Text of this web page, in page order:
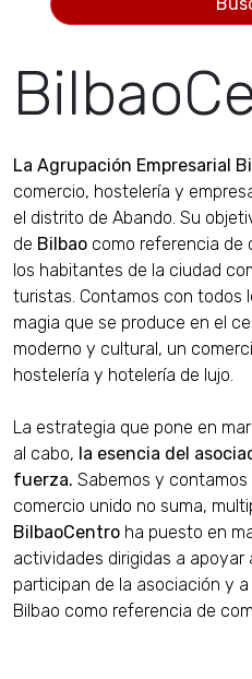
La Agrupación Empresarial
comercio, hostelería y
el distrito de Abando. Su
de Bilbao como referencia de
los habitantes de la ciudad
turistas. Contamos con todos
magia que se produce en el
moderno y cultural, un
hostelería y hotelería de lujo.
La estrategia que pone en
al cabo, la esencia del
fuerza. Sabemos y contamos
comercio unido no suma,
BilbaoCentro ha puesto en
actividades dirigidas a
participan de la asociación y
Bilbao como referencia de